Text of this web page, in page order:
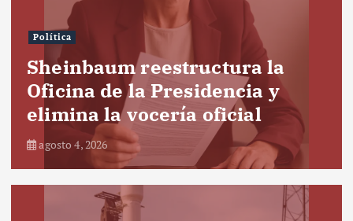
Política
Sheinbaum reestructura la
Oficina de la Presidencia y
elimina la vocería oficial
agosto 4, 2026